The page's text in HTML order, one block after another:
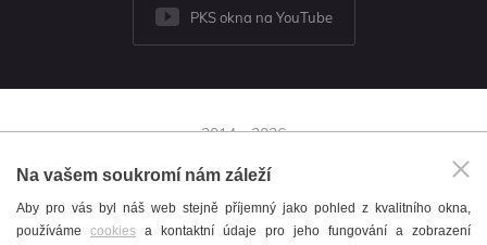
PKS okna na YouTube
2014 - 2026
Brněnská 126/38,
591 01 Žďár nad Sázavou
+420 566 697 301
Na vašem soukromí nám záleží
Aby pro vás byl náš web stejně příjemný jako pohled z kvalitního okna,
používáme cookies a kontaktní údaje pro jeho fungování a zobrazení